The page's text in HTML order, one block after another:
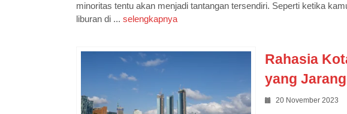
minoritas tentu akan menjadi tantangan tersendiri. Seperti ketika
liburan di ... selengkapnya
Rahasia
yang
20 November 2023